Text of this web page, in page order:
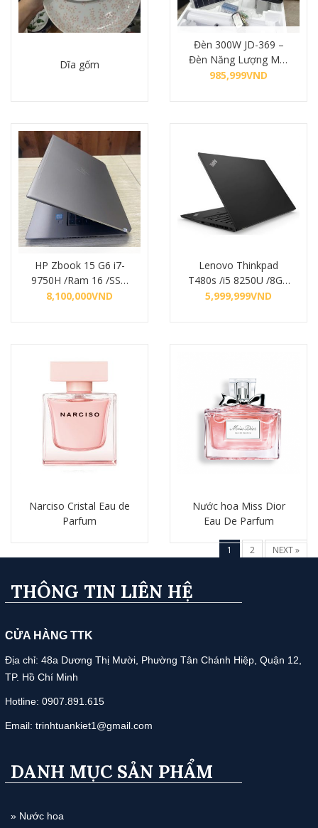
Dĩa gốm
Đèn 300W JD-369 –
Đèn Năng Lượng Mặt
Trời Jindian 300W JD-
985,999VND
HP Zbook 15 G6 i7-
9750H /Ram 16 /SSD
256GB
8,100,000VND
Lenovo Thinkpad
T480s /i5 8250U /8GB
/SSD 256GB 14.0 FHD
5,999,999VND
Narciso Cristal Eau de
Parfum
Nước hoa Miss Dior
Eau De Parfum
Chi tiết
1 2 NEXT »
THÔNG TIN LIÊN HỆ
CỬA HÀNG TTK
Địa chỉ: 48a Dương Thị Mười, Phường Tân Chánh Hiệp, Quận 12,
TP. Hồ Chí Minh
Hotline: 0907.891.615
Email: trinhtuankiet1@gmail.com
DANH MỤC SẢN PHẨM
» Nước hoa